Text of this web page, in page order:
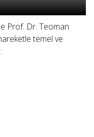
Prof. Dr. Teoman
temel ve